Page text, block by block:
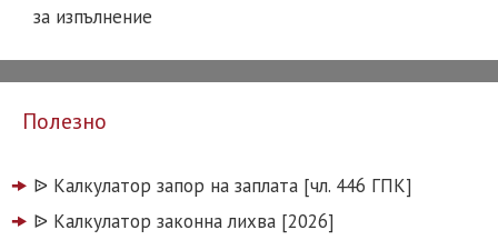
за изпълнение
Полезно
ᐉ️ Калкулатор запор на заплата [чл. 446 ГПК]
ᐉ️ Калкулатор законна лихва [2026]